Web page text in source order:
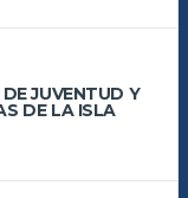
JUVENTUD Y
DE LA ISLA